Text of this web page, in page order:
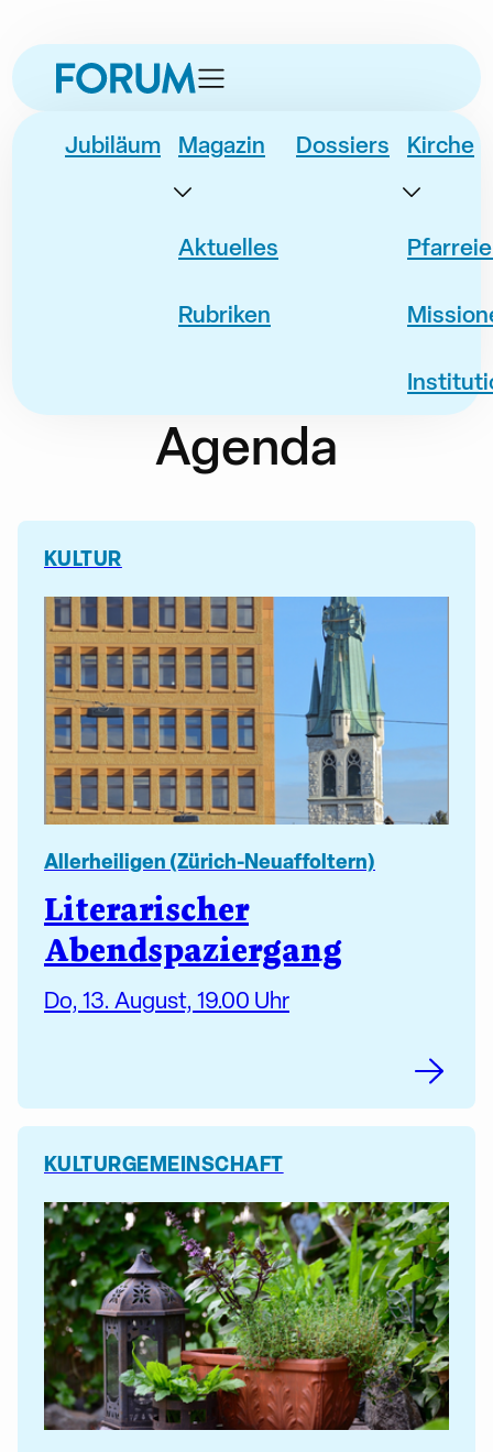
Navigation
springen
Inhalt
springen
Fusszeile
springen
Jubiläum Magazin
Aktuelles
Rubriken
Dossiers Kirche
Agenda
KULTUR
Allerheiligen (Zürich-Neuaffoltern)
Literarischer
Abendspaziergang
Do, 13. August, 19.00 Uhr
KULTURGEMEINSCHAFT